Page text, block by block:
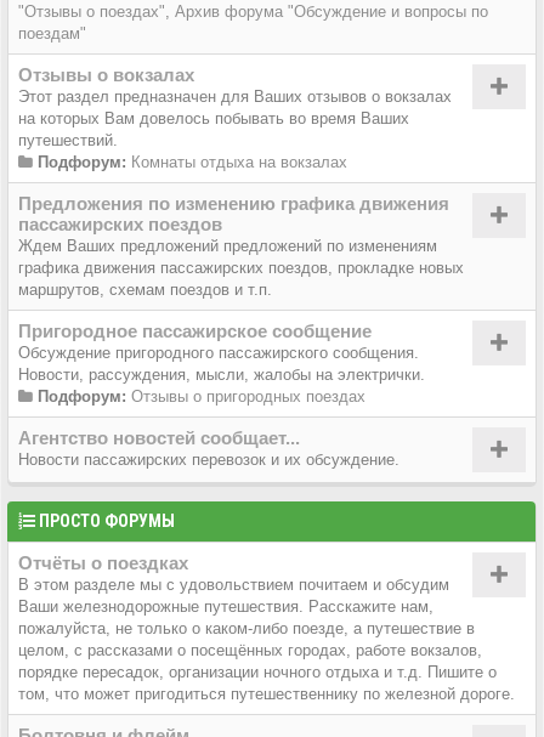
"Отзывы о поездах" Архив форума "Обсуждение и вопросы по
поездам"
Отзывы о вокзалах
Этот раздел предназначен для Ваших отзывов о вокзалах
на которых Вам довелось побывать во время Ваших
путешествий.
Подфорум: Комнаты отдыха на вокзалах
Предложения по изменению графика движения
пассажирских поездов
Ждем Ваших предложений предложений по изменениям
графика движения пассажирских поездов, прокладке новых
маршрутов, схемам поездов и т.п.
Пригородное пассажирское сообщение
Обсуждение пригородного пассажирского сообщения.
Новости, рассуждения, мысли, жалобы на электрички.
Подфорум: Отзывы о пригородных поездах
Агентство новостей сообщает...
Новости пассажирских перевозок и их обсуждение.
ПРОСТО ФОРУМЫ
Отчёты о поездках
В этом разделе мы с удовольствием почитаем и обсудим
Ваши железнодорожные путешествия. Расскажите нам,
пожалуйста, не только о каком-либо поезде, а путешествие в
целом, с рассказами о посещённых городах, работе вокзалов,
порядке пересадок, организации ночного отдыха и т.д. Пишите о
том, что может пригодиться путешественнику по железной дороге.